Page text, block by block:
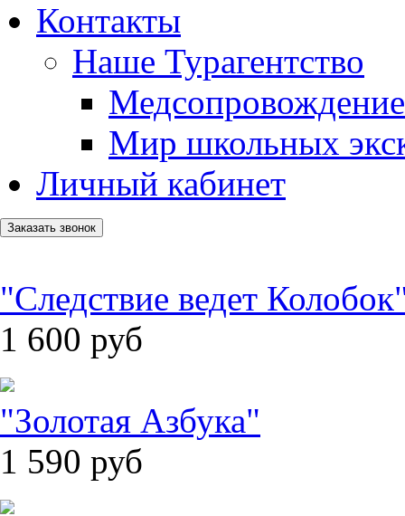
Контакты
Наше Турагентство
Медсопровождение
Мир школьных
Личный кабинет
Заказать звонок
"Следствие ведет
1 600 руб
"Золотая Азбука"
1 590 руб